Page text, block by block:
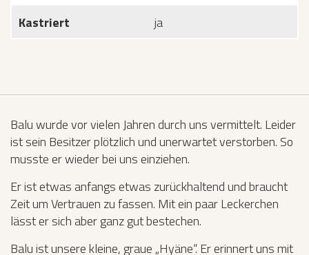
Kastriert
ja
Balu wurde vor vielen Jahren durch uns vermittelt. Leider
ist sein Besitzer plötzlich und unerwartet verstorben. So
musste er wieder bei uns einziehen.
Er ist etwas anfangs etwas zurückhaltend und braucht
Zeit um Vertrauen zu fassen. Mit ein paar Leckerchen
lässt er sich aber ganz gut bestechen.
Balu ist unsere kleine, graue „Hyäne“. Er erinnert uns mit